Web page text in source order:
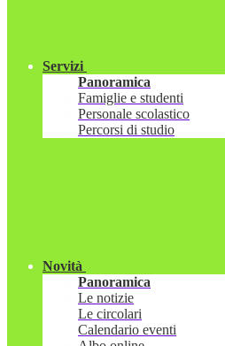
Servizi
Panoramica
Famiglie e studenti
Personale scolastico
Percorsi di studio
Novità
Panoramica
Le notizie
Le circolari
Calendario eventi